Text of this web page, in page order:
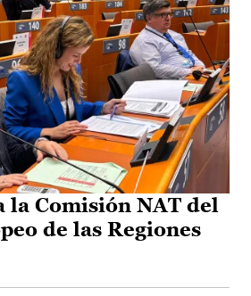
la Comisión NAT del
de las Regiones